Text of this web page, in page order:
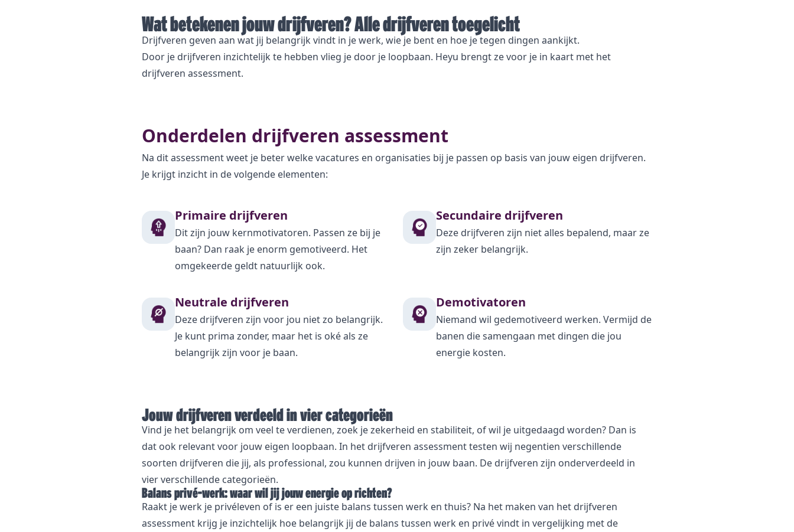
Wat betekenen jouw drijfveren? Alle drijfveren toegelicht
Drijfveren geven aan wat jij belangrijk vindt in je werk, wie je bent en hoe je tegen dingen aankijkt.
Door je drijfveren inzichtelijk te hebben vlieg je door je loopbaan. Heyu brengt ze voor je in kaart met het
drijfveren assessment.
Onderdelen drijfveren assessment
Na dit assessment weet je beter welke vacatures en organisaties bij je passen op basis van jouw eigen drijfveren.
Je krijgt inzicht in de volgende elementen:
Primaire drijfveren
Dit zijn jouw kernmotivatoren. Passen ze bij je
baan? Dan raak je enorm gemotiveerd. Het
omgekeerde geldt natuurlijk ook.
Secundaire drijfveren
Deze drijfveren zijn niet alles bepalend, maar ze
zijn zeker belangrijk.
Neutrale drijfveren
Deze drijfveren zijn voor jou niet zo belangrijk.
Je kunt prima zonder, maar het is oké als ze
belangrijk zijn voor je baan.
Demotivatoren
Niemand wil gedemotiveerd werken. Vermijd de
banen die samengaan met dingen die jou
energie kosten.
Jouw drijfveren verdeeld in vier categorieën
Vind je het belangrijk om veel te verdienen, zoek je zekerheid en stabiliteit, of wil je uitgedaagd worden? Dan is
dat ook relevant voor jouw eigen loopbaan. In het drijfveren assessment testen wij negentien verschillende
soorten drijfveren die jij, als professional, zou kunnen drijven in jouw baan. De drijfveren zijn onderverdeeld in
vier verschillende categorieën.
Balans privé-werk: waar wil jij jouw energie op richten?
Raakt je werk je privéleven of is er een juiste balans tussen werk en thuis? Na het maken van het drijfveren
assessment krijg je inzichtelijk hoe belangrijk jij de balans tussen werk en privé vindt in vergelijking met de